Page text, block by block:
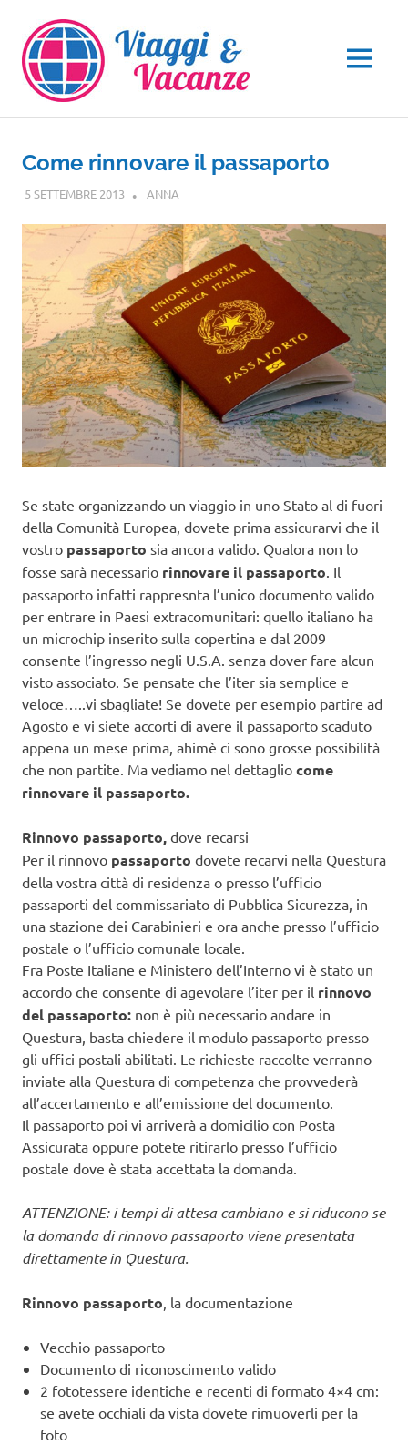
contenuto
MENU
Come rinnovare il passaporto
5 SETTEMBRE 2013 ANNA
Se state organizzando un viaggio in uno Stato al di fuori
della Comunità Europea, dovete prima assicurarvi che il
vostro passaporto sia ancora valido. Qualora non lo
fosse sarà necessario rinnovare il passaporto . Il
passaporto infatti rappresnta l’unico documento valido
per entrare in Paesi extracomunitari: quello italiano ha
un microchip inserito sulla copertina e dal 2009
consente l’ingresso negli U.S.A. senza dover fare alcun
visto associato. Se pensate che l’iter sia semplice e
veloce…..vi sbagliate! Se dovete per esempio partire ad
Agosto e vi siete accorti di avere il passaporto scaduto
appena un mese prima, ahimè ci sono grosse possibilità
che non partite. Ma vediamo nel dettaglio come
rinnovare il passaporto.
Rinnovo passaporto, dove recarsi
Per il rinnovo passaporto dovete recarvi nella Questura
della vostra città di residenza o presso l’ufficio
passaporti del commissariato di Pubblica Sicurezza, in
una stazione dei Carabinieri e ora anche presso l’ufficio
postale o l’ufficio comunale locale.
Fra Poste Italiane e Ministero dell’Interno vi è stato un
accordo che consente di agevolare l’iter per il rinnovo
del passaporto: non è più necessario andare in
Questura, basta chiedere il modulo passaporto presso
gli uffici postali abilitati. Le richieste raccolte verranno
inviate alla Questura di competenza che provvederà
all’accertamento e all’emissione del documento.
Il passaporto poi vi arriverà a domicilio con Posta
Assicurata oppure potete ritirarlo presso l’ufficio
postale dove è stata accettata la domanda.
ATTENZIONE: i tempi di attesa cambiano e si riducono se
la domanda di rinnovo passaporto viene presentata
direttamente in Questura.
Rinnovo passaporto , la documentazione
Vecchio passaporto
Documento di riconoscimento valido
2 fototessere identiche e recenti di formato 4×4 cm:
se avete occhiali da vista dovete rimuoverli per la
foto